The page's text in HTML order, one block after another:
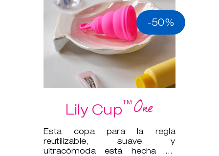
-50%
Lily Cup™One
Esta copa para la regla
reutilizable, suave y
ultracómoda está hecha de